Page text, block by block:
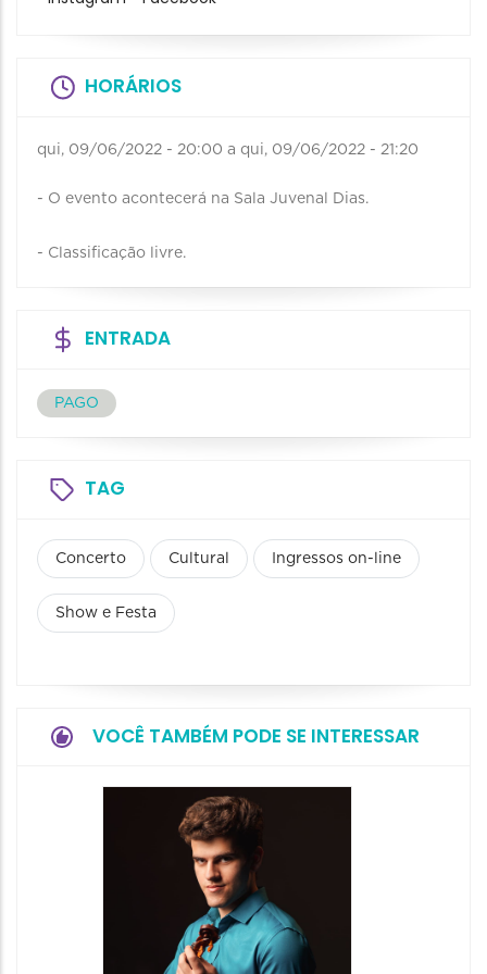
HORÁRIOS
qui, 09/06/2022 - 20:00 a qui, 09/06/2022 - 21:20
- O evento acontecerá na Sala Juvenal Dias.
- Classificação livre.
ENTRADA
PAGO
TAG
Concerto Cultural Ingressos on-line
Show e Festa
VOCÊ TAMBÉM PODE SE INTERESSAR